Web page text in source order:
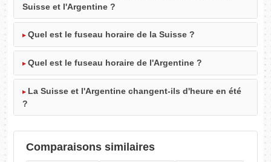
Suisse et l'Argentine ?
Quel est le fuseau horaire de la Suisse ?
Quel est le fuseau horaire de l'Argentine ?
La Suisse et l'Argentine changent-ils d'heure en été
?
Comparaisons similaires